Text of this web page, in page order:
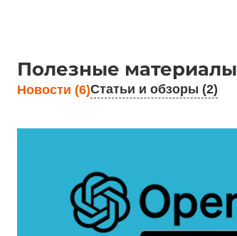
Полезные материалы
Новости (6)Статьи и обзоры (2)